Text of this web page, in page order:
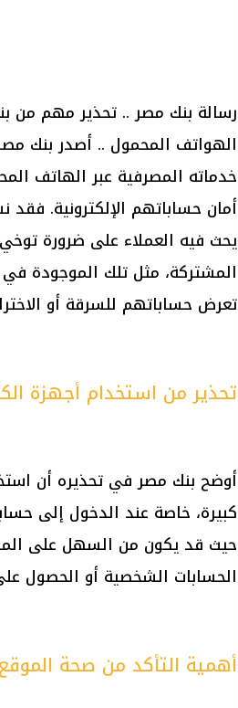
رسالة بنك مصر .. تحذير مهم من
الهواتف المحمول .. أصدر بنك
خدماته المصرفية عبر الهاتف
أمان حساباتهم الإلكترونية. فقد
يحث فيه العملاء على ضرورة
المشتركة، مثل تلك الموجودة في
تعرض حساباتهم للسرقة أو
تحذير من استخدام أجهزة
أوضح بنك مصر في تحذيره أن
كبيرة، خاصة عند الدخول إلى
حيث قد يكون من السهل على
الحسابات الشخصية أو الحصول
أهمية التأكد من صحة